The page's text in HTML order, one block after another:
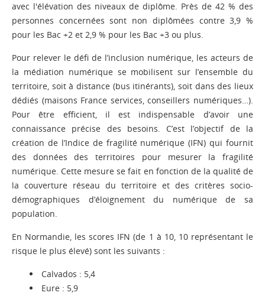
avec l'élévation des niveaux de diplôme. Près de 42 % des
personnes concernées sont non diplômées contre 3,9 %
pour les Bac +2 et 2,9 % pour les Bac +3 ou plus.
Pour relever le défi de l’inclusion numérique, les acteurs de
la médiation numérique se mobilisent sur l’ensemble du
territoire, soit à distance (bus itinérants), soit dans des lieux
dédiés (maisons France services, conseillers numériques…).
Pour être efficient, il est indispensable d’avoir une
connaissance précise des besoins. C’est l’objectif de la
création de l’Indice de fragilité numérique (IFN) qui fournit
des données des territoires pour mesurer la fragilité
numérique. Cette mesure se fait en fonction de la qualité de
la couverture réseau du territoire et des critères socio-
démographiques d’éloignement du numérique de sa
population.
En Normandie, les scores IFN (de 1 à 10, 10 représentant le
risque le plus élevé) sont les suivants :
Calvados : 5,4
Eure : 5,9